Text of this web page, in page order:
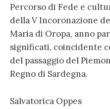
Percorso di Fede e
della V Incoronazione
Maria di Oropa, anno
significati, coincidente
del passaggio del
Regno di Sardegna.
Salvatorica Oppes